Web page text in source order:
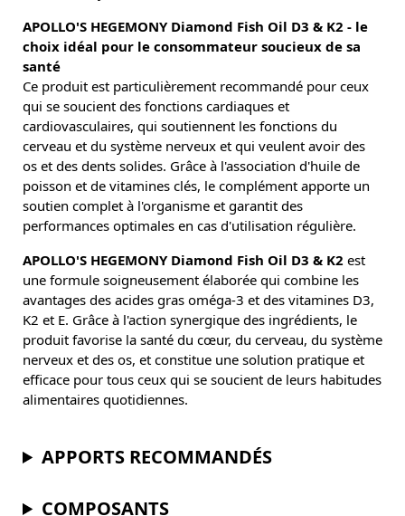
APOLLO'S HEGEMONY Diamond Fish Oil D3 & K2 - le
choix idéal pour le consommateur soucieux de sa
santé
Ce produit est particulièrement recommandé pour ceux
qui se soucient des fonctions cardiaques et
cardiovasculaires, qui soutiennent les fonctions du
cerveau et du système nerveux et qui veulent avoir des
os et des dents solides. Grâce à l'association d'huile de
poisson et de vitamines clés, le complément apporte un
soutien complet à l'organisme et garantit des
performances optimales en cas d'utilisation régulière.
APOLLO'S HEGEMONY Diamond Fish Oil D3 & K2 est
une formule soigneusement élaborée qui combine les
avantages des acides gras oméga-3 et des vitamines D3,
K2 et E. Grâce à l'action synergique des ingrédients, le
produit favorise la santé du cœur, du cerveau, du système
nerveux et des os, et constitue une solution pratique et
efficace pour tous ceux qui se soucient de leurs habitudes
alimentaires quotidiennes.
APPORTS RECOMMANDÉS
COMPOSANTS